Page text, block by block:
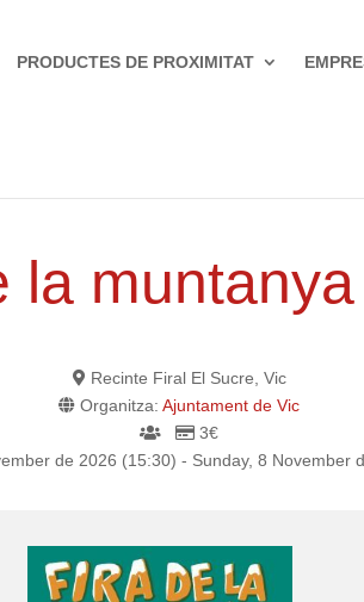
PRODUCTES DE PROXIMITAT
la
Recinte Firal El Sucre, Vic
Organitza: Ajuntament de Vic
3€
de 2026 (15:30) - Sunday, 8 November